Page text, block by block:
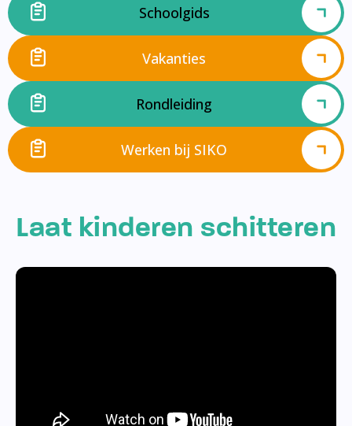
Schoolgids
Vakanties
Rondleiding
Werken bij SIKO
Laat kinderen schitteren